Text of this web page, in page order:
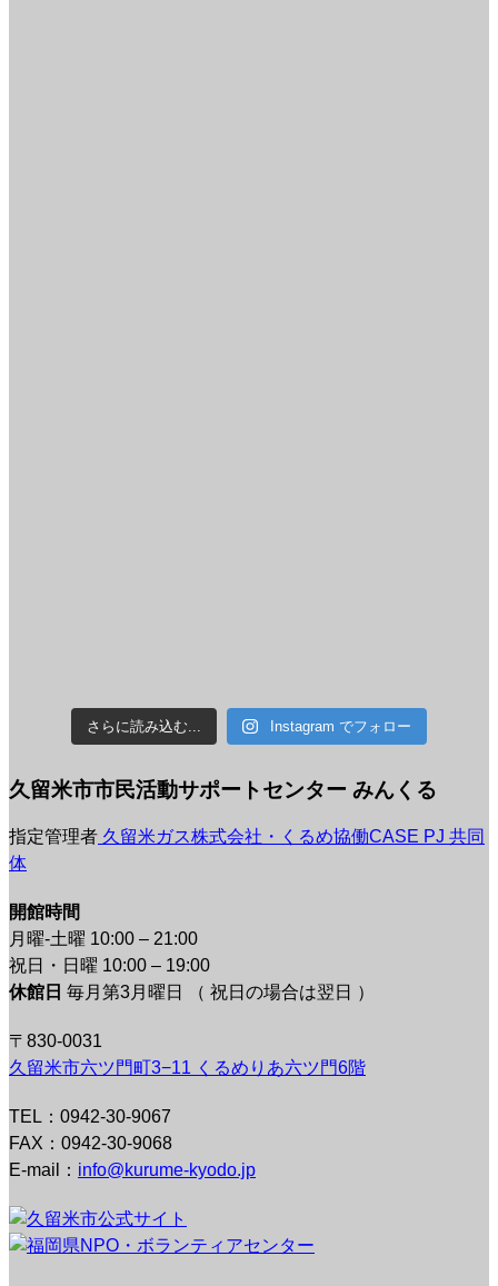
さらに読み込む... Instagram でフォロー
久留米市市民活動サポートセンター みんくる
指定管理者 久留米ガス株式会社・くるめ協働CASE PJ 共同
体
開館時間
月曜-土曜 10:00 – 21:00
祝日・日曜 10:00 – 19:00
休館日 毎月第3月曜日 （ 祝日の場合は翌日 ）
〒830-0031
久留米市六ツ門町3−11 くるめりあ六ツ門6階
TEL：0942-30-9067
FAX：0942-30-9068
E-mail： info@kurume-kyodo.jp